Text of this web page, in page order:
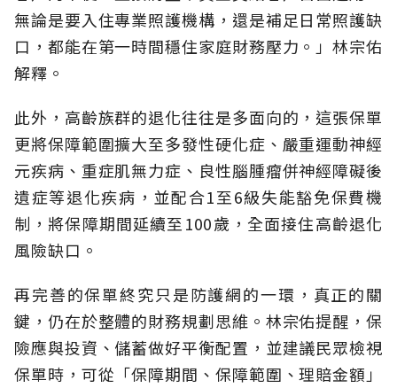
無論是要入住專業照護機構，還是補足日常照護缺
口，都能在第一時間穩住家庭財務壓力。」林宗佑
解釋。
此外，高齡族群的退化往往是多面向的，這張保單
更將保障範圍擴大至多發性硬化症、嚴重運動神經
元疾病、重症肌無力症、良性腦腫瘤併神經障礙後
遺症等退化疾病，並配合1至6級失能豁免保費機
制，將保障期間延續至100歲，全面接住高齡退化
風險缺口。
再完善的保單終究只是防護網的一環，真正的關
鍵，仍在於整體的財務規劃思維。 林宗佑提醒，保
險應與投資、儲蓄做好平衡配置，並建議民眾檢視
保單時，可從「保障期間、保障範圍、理賠金額」